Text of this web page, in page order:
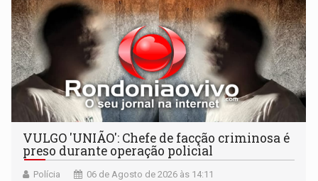
VULGO 'UNIÃO': Chefe de facção criminosa é
preso durante operação policial
Polícia 06 de Agosto de 2026 às 14:11